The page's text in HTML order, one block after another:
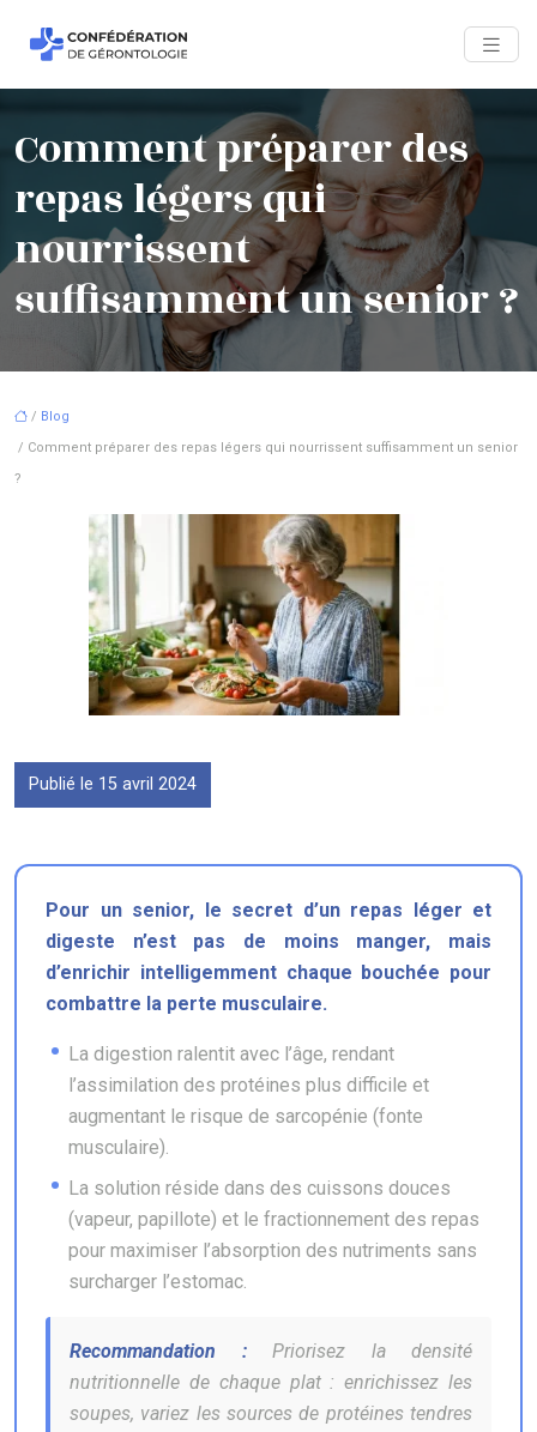
Comment préparer des
repas légers qui
nourrissent
suffisamment un senior ?
/ Blog
/ Comment préparer des repas légers qui nourrissent suffisamment un senior
?
Publié le 15 avril 2024
Pour un senior, le secret d’un repas léger et
digeste n’est pas de moins manger, mais
d’enrichir intelligemment chaque bouchée pour
combattre la perte musculaire.
La digestion ralentit avec l’âge, rendant
l’assimilation des protéines plus difficile et
augmentant le risque de sarcopénie (fonte
musculaire).
La solution réside dans des cuissons douces
(vapeur, papillote) et le fractionnement des repas
pour maximiser l’absorption des nutriments sans
surcharger l’estomac.
Recommandation :Priorisez la densité
nutritionnelle de chaque plat : enrichissez les
soupes, variez les sources de protéines tendres